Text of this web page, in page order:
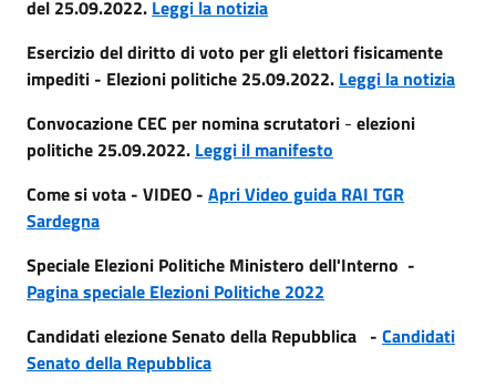
del 25.09.2022. Leggi la notizia
Esercizio del diritto di voto per gli elettori fisicamente
impediti - Elezioni politiche 25.09.2022. Leggi la notizia
Convocazione CEC per nomina scrutatori - elezioni
politiche 25.09.2022. Leggi il manifesto
Come si vota - VIDEO - Apri Video guida RAI TGR
Sardegna
Speciale Elezioni Politiche Ministero dell'Interno -
Pagina speciale Elezioni Politiche 2022
Candidati elezione Senato della Repubblica - Candidati
Senato della Repubblica